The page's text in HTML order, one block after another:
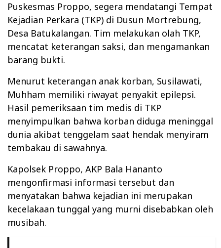
Puskesmas Proppo, segera mendatangi Tempat
Kejadian Perkara (TKP) di Dusun Mortrebung,
Desa Batukalangan. Tim melakukan olah TKP,
mencatat keterangan saksi, dan mengamankan
barang bukti.
Menurut keterangan anak korban, Susilawati,
Muhham memiliki riwayat penyakit epilepsi.
Hasil pemeriksaan tim medis di TKP
menyimpulkan bahwa korban diduga meninggal
dunia akibat tenggelam saat hendak menyiram
tembakau di sawahnya.
Kapolsek Proppo, AKP Bala Hananto
mengonfirmasi informasi tersebut dan
menyatakan bahwa kejadian ini merupakan
kecelakaan tunggal yang murni disebabkan oleh
musibah.